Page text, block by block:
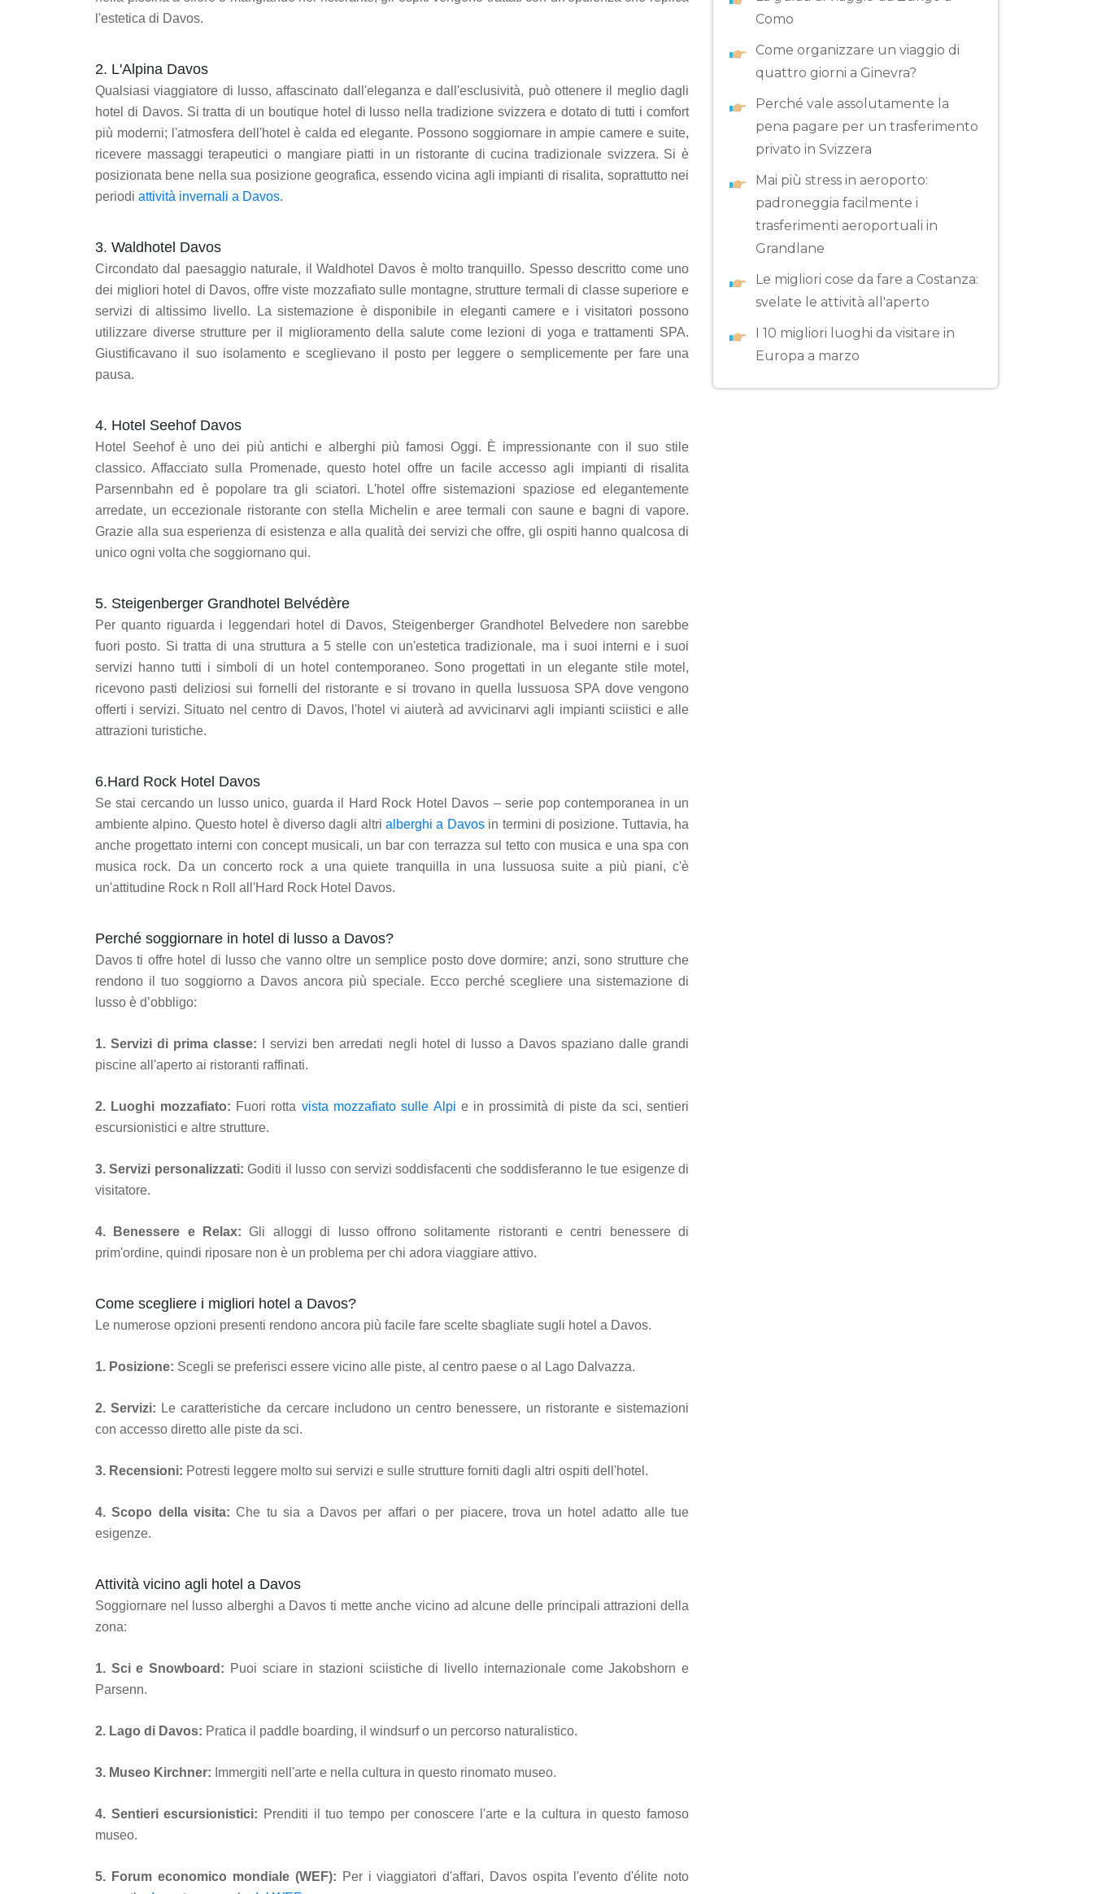
l'estetica di Davos.
2. L'Alpina Davos
Qualsiasi viaggiatore di lusso, affascinato dall'eleganza e dall'esclusività, può ottenere il meglio dagli
hotel di Davos. Si tratta di un boutique hotel di lusso nella tradizione svizzera e dotato di tutti i comfort
più moderni; l'atmosfera dell'hotel è calda ed elegante. Possono soggiornare in ampie camere e suite,
ricevere massaggi terapeutici o mangiare piatti in un ristorante di cucina tradizionale svizzera. Si è
posizionata bene nella sua posizione geografica, essendo vicina agli impianti di risalita, soprattutto nei
periodi attività invernali a Davos.
3. Waldhotel Davos
Circondato dal paesaggio naturale, il Waldhotel Davos è molto tranquillo. Spesso descritto come uno
dei migliori hotel di Davos, offre viste mozzafiato sulle montagne, strutture termali di classe superiore e
servizi di altissimo livello. La sistemazione è disponibile in eleganti camere e i visitatori possono
utilizzare diverse strutture per il miglioramento della salute come lezioni di yoga e trattamenti SPA.
Giustificavano il suo isolamento e sceglievano il posto per leggere o semplicemente per fare una
pausa.
4. Hotel Seehof Davos
Hotel Seehof è uno dei più antichi e alberghi più famosi Oggi. È impressionante con il suo stile
classico. Affacciato sulla Promenade, questo hotel offre un facile accesso agli impianti di risalita
Parsennbahn ed è popolare tra gli sciatori. L'hotel offre sistemazioni spaziose ed elegantemente
arredate, un eccezionale ristorante con stella Michelin e aree termali con saune e bagni di vapore.
Grazie alla sua esperienza di esistenza e alla qualità dei servizi che offre, gli ospiti hanno qualcosa di
unico ogni volta che soggiornano qui.
5. Steigenberger Grandhotel Belvédère
Per quanto riguarda i leggendari hotel di Davos, Steigenberger Grandhotel Belvedere non sarebbe
fuori posto. Si tratta di una struttura a 5 stelle con un'estetica tradizionale, ma i suoi interni e i suoi
servizi hanno tutti i simboli di un hotel contemporaneo. Sono progettati in un elegante stile motel,
ricevono pasti deliziosi sui fornelli del ristorante e si trovano in quella lussuosa SPA dove vengono
offerti i servizi. Situato nel centro di Davos, l'hotel vi aiuterà ad avvicinarvi agli impianti sciistici e alle
attrazioni turistiche.
6.Hard Rock Hotel Davos
Se stai cercando un lusso unico, guarda il Hard Rock Hotel Davos – serie pop contemporanea in un
ambiente alpino. Questo hotel è diverso dagli altri alberghi a Davosin termini di posizione. Tuttavia, ha
anche progettato interni con concept musicali, un bar con terrazza sul tetto con musica e una spa con
musica rock. Da un concerto rock a una quiete tranquilla in una lussuosa suite a più piani, c'è
un'attitudine Rock n Roll all'Hard Rock Hotel Davos.
Perché soggiornare in hotel di lusso a Davos?
Davos ti offre hotel di lusso che vanno oltre un semplice posto dove dormire; anzi, sono strutture che
rendono il tuo soggiorno a Davos ancora più speciale. Ecco perché scegliere una sistemazione di
lusso è d’obbligo:
1. Servizi di prima classe: I servizi ben arredati negli hotel di lusso a Davos spaziano dalle grandi
piscine all'aperto ai ristoranti raffinati.
2. Luoghi mozzafiato: Fuori rotta vista mozzafiato sulle Alpi e in prossimità di piste da sci, sentieri
escursionistici e altre strutture.
3. Servizi personalizzati: Goditi il ​​lusso con servizi soddisfacenti che soddisferanno le tue esigenze di
visitatore.
4. Benessere e Relax: Gli alloggi di lusso offrono solitamente ristoranti e centri benessere di
prim'ordine, quindi riposare non è un problema per chi adora viaggiare attivo.
Come scegliere i migliori hotel a Davos?
Le numerose opzioni presenti rendono ancora più facile fare scelte sbagliate sugli hotel a Davos.
1. Posizione: Scegli se preferisci essere vicino alle piste, al centro paese o al Lago Dalvazza.
2. Servizi: Le caratteristiche da cercare includono un centro benessere, un ristorante e sistemazioni
con accesso diretto alle piste da sci.
3. Recensioni: Potresti leggere molto sui servizi e sulle strutture forniti dagli altri ospiti dell'hotel.
4. Scopo della visita: Che tu sia a Davos per affari o per piacere, trova un hotel adatto alle tue
esigenze.
Attività vicino agli hotel a Davos
Soggiornare nel lusso alberghi a Davos ti mette anche vicino ad alcune delle principali attrazioni della
zona:
1. Sci e Snowboard: Puoi sciare in stazioni sciistiche di livello internazionale come Jakobshorn e
Parsenn.
2. Lago di Davos: Pratica il paddle boarding, il windsurf o un percorso naturalistico.
3. Museo Kirchner: Immergiti nell'arte e nella cultura in questo rinomato museo.
4. Sentieri escursionistici: Prenditi il ​​tuo tempo per conoscere l'arte e la cultura in questo famoso
museo.
5. Forum economico mondiale (WEF): Per i viaggiatori d'affari, Davos ospita l'evento d'élite noto
Como
Come organizzare un viaggio di
quattro giorni a Ginevra?
Perché vale assolutamente la
pena pagare per un trasferimento
privato in Svizzera
Mai più stress in aeroporto:
padroneggia facilmente i
trasferimenti aeroportuali in
Grandlane
Le migliori cose da fare a Costanza:
svelate le attività all'aperto
I 10 migliori luoghi da visitare in
Europa a marzo